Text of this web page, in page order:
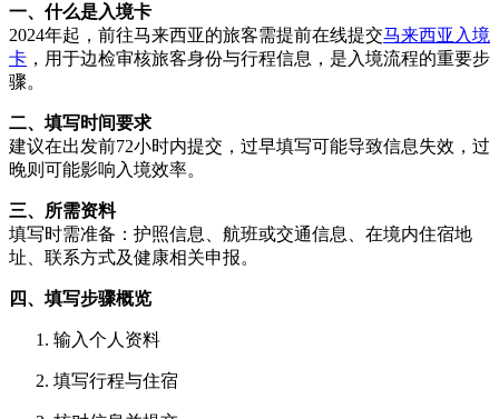
一、什么是入境卡
2024年起，前往马来西亚的旅客需提前在线提交马来西亚入境
卡 ，用于边检审核旅客身份与行程信息，是入境流程的重要步
骤。
二、填写时间要求
建议在出发前72小时内提交，过早填写可能导致信息失效，过
晚则可能影响入境效率。
三、所需资料
填写时需准备：护照信息、航班或交通信息、在境内住宿地
址、联系方式及健康相关申报。
四、填写步骤概览
输入个人资料
填写行程与住宿